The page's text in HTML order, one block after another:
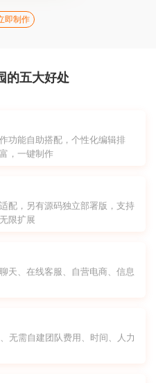
即制作
的五大好处
功能自助搭配，个性化编辑排
，一键制作
配，另有源码独立部署版，支持
限扩展
天、在线客服、自营电商、信息
无需自建团队费用、时间、人力